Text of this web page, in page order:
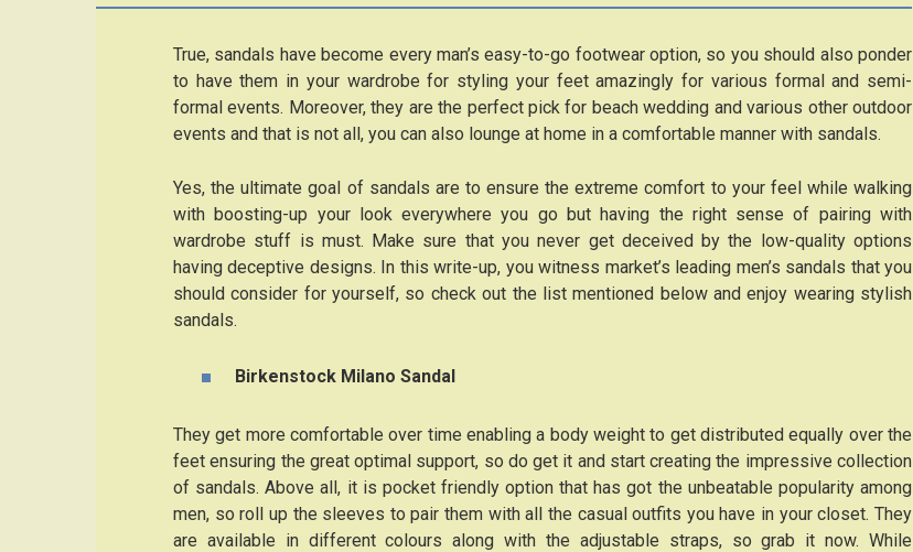
True, sandals have become every man’s easy-to-go footwear option, so you should also ponder
to have them in your wardrobe for styling your feet amazingly for various formal and semi-
formal events. Moreover, they are the perfect pick for beach wedding and various other outdoor
events and that is not all, you can also lounge at home in a comfortable manner with sandals.
Yes, the ultimate goal of sandals are to ensure the extreme comfort to your feel while walking
with boosting-up your look everywhere you go but having the right sense of pairing with
wardrobe stuff is must. Make sure that you never get deceived by the low-quality options
having deceptive designs. In this write-up, you witness market’s leading men’s sandals that you
should consider for yourself, so check out the list mentioned below and enjoy wearing stylish
sandals.
Birkenstock Milano Sandal
They get more comfortable over time enabling a body weight to get distributed equally over the
feet ensuring the great optimal support, so do get it and start creating the impressive collection
of sandals. Above all, it is pocket friendly option that has got the unbeatable popularity among
men, so roll up the sleeves to pair them with all the casual outfits you have in your closet. They
are available in different colours along with the adjustable straps, so grab it now. While